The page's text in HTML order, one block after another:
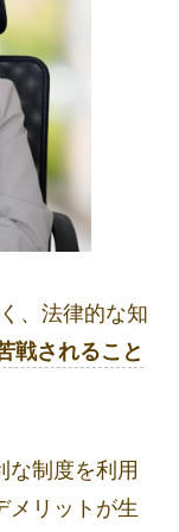
、法律的な知
戦されること
な制度を利用
メリットが生